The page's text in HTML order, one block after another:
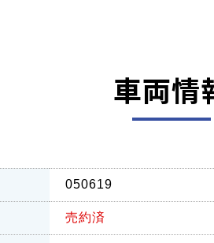
車両情
050619
売約済